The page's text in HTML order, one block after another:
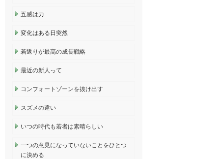
五感は力
変化はある日突然
若返りが最高の成長戦略
最近の新人って
コンフォートゾーンを抜け出す
スズメの違い
いつの時代も若者は素晴らしい
一つの意見になっていないことをひとつ
に決める